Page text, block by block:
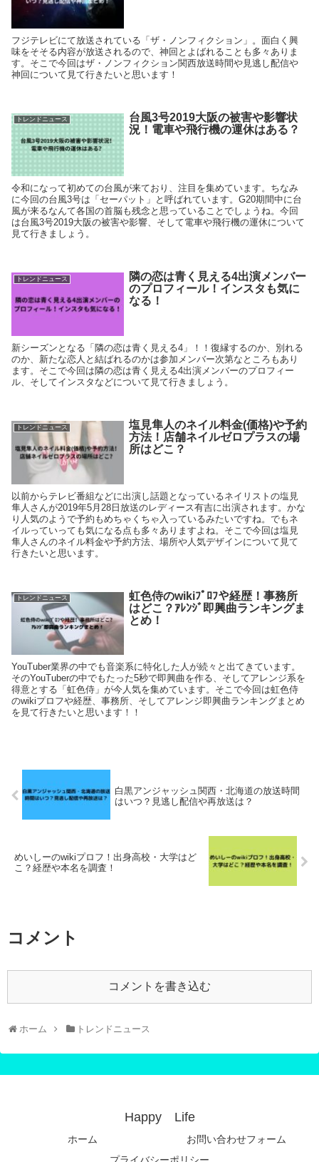
フジテレビにて放送されている「ザ・ノンフィクション」。面白く興
味をそそる内容が放送されるので、神回とよばれることも多々ありま
す。そこで今回はザ・ノンフィクション関西放送時間や見逃し配信や
神回について見て行きたいと思います！
トレンドニュース
台風3号2019大阪の被害や影響状
況！電車や飛行機の運休はある？
令和になって初めての台風が来ており、注目を集めています。ちなみ
に今回の台風3号は「セーパット」と呼ばれています。G20期間中に台
風が来るなんて各国の首脳も残念と思っていることでしょうね。今回
は台風3号2019大阪の被害や影響、そして電車や飛行機の運休について
見て行きましょう。
トレンドニュース
隣の恋は青く見える4出演メンバー
のプロフィール！インスタも気に
なる！
新シーズンとなる「隣の恋は青く見える4」！！復縁するのか、別れる
のか、新たな恋人と結ばれるのかは参加メンバー次第なところもあり
ます。そこで今回は隣の恋は青く見える4出演メンバーのプロフィー
ル、そしてインスタなどについて見て行きましょう。
トレンドニュース
塩見隼人のネイル料金(価格)や予約
方法！店舗ネイルゼロプラスの場
所はどこ？
以前からテレビ番組などに出演し話題となっているネイリストの塩見
隼人さんが2019年5月28日放送のレディース有吉に出演されます。かな
り人気のようで予約もめちゃくちゃ入っているみたいですね。でもネ
イルっていっても気になる点も多々ありますよね。そこで今回は塩見
隼人さんのネイル料金や予約方法、場所や人気デザインについて見て
行きたいと思います。
トレンドニュース
虹色侍のwikiﾌﾟﾛﾌや経歴！事務所
はどこ？ｱﾚﾝｼﾞ即興曲ランキングま
とめ！
YouTuber業界の中でも音楽系に特化した人が続々と出てきています。
そのYouTuberの中でもたった5秒で即興曲を作る、そしてアレンジ系を
得意とする「虹色侍」が今人気を集めています。そこで今回は虹色侍
のwikiプロフや経歴、事務所、そしてアレンジ即興曲ランキングまとめ
を見て行きたいと思います！！
白黒アンジャッシュ関西・北海道の放送時間
はいつ？見逃し配信や再放送は？
めいしーのwikiプロフ！出身高校・大学はど
こ？経歴や本名を調査！
コメント
コメントを書き込む
ホーム トレンドニュース
Happy Life
ホーム
お問い合わせフォーム